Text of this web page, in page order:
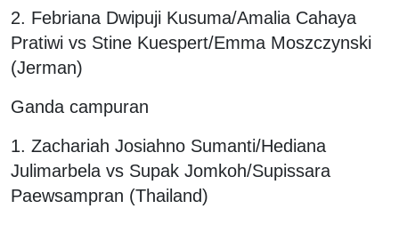
2. Febriana Dwipuji Kusuma/Amalia Cahaya
Pratiwi vs Stine Kuespert/Emma Moszczynski
(Jerman)
Ganda campuran
1. Zachariah Josiahno Sumanti/Hediana
Julimarbela vs Supak Jomkoh/Supissara
Paewsampran (Thailand)